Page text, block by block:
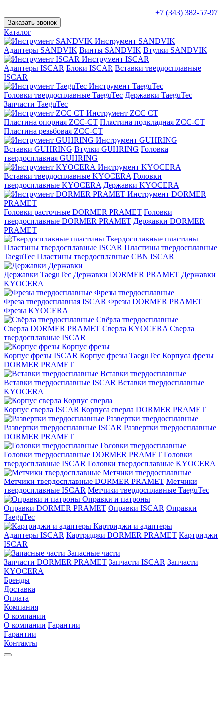
+7 (343) 382-57-97
Заказать звонок
Каталог
Инструмент SANDVIK
Адаптеры SANDVIK Винты SANDVIK Втулки SANDVIK
Инструмент ISCAR
Адаптеры ISCAR Блоки ISCAR Вставки твердосплавные
ISCAR
Инструмент TaeguTec
Головки твердосплавные TaeguTec Державки TaeguTec
Запчасти TaeguTec
Инструмент ZCС CT
Пластина опорная ZCC-CT Пластина подкладная ZCC-CT
Пластина резьбовая ZCC-CT
Инструмент GUHRING
Вставки GUHRING Втулки GUHRING Головка
твердосплавная GUHRING
Инструмент KYOCERA
Вставки твердосплавные KYOCERA Головки
твердосплавные KYOCERA Державки KYOCERA
Инструмент DORMER
PRAMET
Головки расточные DORMER PRAMET Головки
твердосплавные DORMER PRAMET Державки DORMER
PRAMET
Твердосплавные пластины
Пластины твердосплавные ISCAR Пластины твердосплавные
TaeguTec Пластины твердосплавные CBN ISCAR
Державки
Державки TaeguTec Державки DORMER PRAMET Державки
KYOCERA
Фрезы твердосплавные
Фреза твердосплавная ISCAR Фрезы DORMER PRAMET
Фрезы KYOCERA
Свёрла твердосплавные
Сверла DORMER PRAMET Сверла KYOCERA Сверла
твердосплавные ISCAR
Корпус фрезы
Корпус фрезы ISCAR Корпус фрезы TaeguTec Корпуса фрезы
DORMER PRAMET
Вставки твердосплавные
Вставки твердосплавные ISCAR Вставки твердосплавные
KYOCERA
Корпус сверла
Корпус сверла ISCAR Корпуса сверла DORMER PRAMET
Развертки твердосплавные
Развертки твердосплавные ISCAR Развертки твердосплавные
DORMER PRAMET
Головки твердосплавные
Головки твердосплавные DORMER PRAMET Головки
твердосплавные ISCAR Головки твердосплавные KYOCERA
Метчики твердосплавные
Метчики твердосплавные DORMER PRAMET Метчики
твердосплавные ISCAR Метчики твердосплавные TaeguTec
Оправки и патроны
Оправки DORMER PRAMET Оправки ISCAR Оправки
TaeguTec
Картриджи и адаптеры
Адаптеры ISCAR Картриджи DORMER PRAMET Картриджи
ISCAR
Запасные части
Запчасти DORMER PRAMET Запчасти ISCAR Запчасти
KYOCERA
Бренды
Доставка
Оплата
Компания
О компании
О компании Гарантии
Гарантии
Контакты